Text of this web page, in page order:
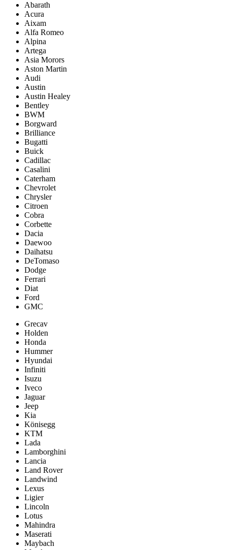
Abarath
Acura
Aixam
Alfa Romeo
Alpina
Artega
Asia Morors
Aston Martin
Audi
Austin
Austin Healey
Bentley
BWM
Borgward
Brilliance
Bugatti
Buick
Cadillac
Casalini
Caterham
Chevrolet
Chrysler
Citroen
Cobra
Corbette
Dacia
Daewoo
Daihatsu
DeTomaso
Dodge
Ferrari
Diat
Ford
GMC
Grecav
Holden
Honda
Hummer
Hyundai
Infiniti
Isuzu
Iveco
Jaguar
Jeep
Kia
Könisegg
KTM
Lada
Lamborghini
Lancia
Land Rover
Landwind
Lexus
Ligier
Lincoln
Lotus
Mahindra
Maserati
Maybach